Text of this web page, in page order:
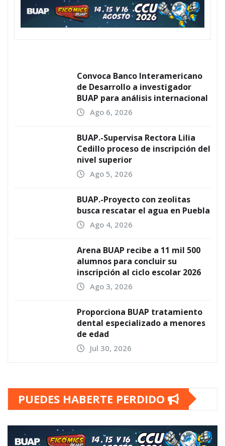
Convoca Banco Interamericano
de Desarrollo a investigador
BUAP para análisis internacional
Ago 6, 2026
BUAP.-Supervisa Rectora Lilia
Cedillo proceso de inscripción del
nivel superior
Ago 5, 2026
BUAP.-Proyecto con zeolitas
busca rescatar el agua en Puebla
Ago 4, 2026
Arena BUAP recibe a 11 mil 500
alumnos para concluir su
inscripción al ciclo escolar 2026
Ago 3, 2026
Proporciona BUAP tratamiento
dental especializado a menores
de edad
Jul 30, 2026
PUEDES HABERTE PERDIDO